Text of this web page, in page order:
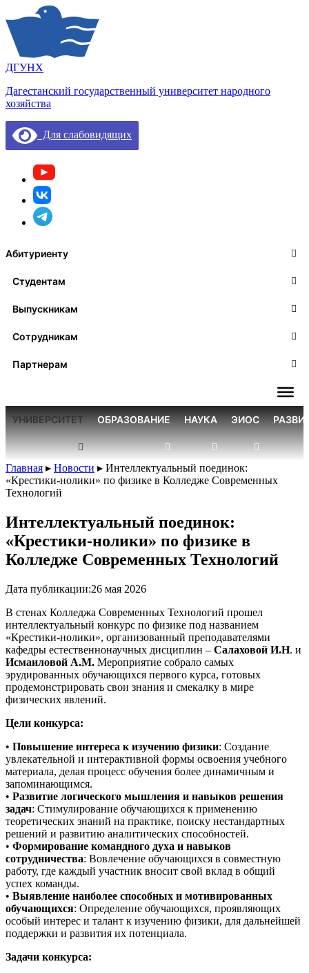
ДГУНХ
Дагестанский государственный университет народного
хозяйства
Для слабовидящих
Абитуриенту
Студентам
Выпускникам
Сотрудникам
Партнерам
УНИВЕРСИТЕТ ОБРАЗОВАНИЕ НАУКА ЭИОС
Главная ▸ Новости ▸ Интеллектуальный поединок:
«Крестики-нолики» по физике в Колледже Современных
Технологий
Интеллектуальный поединок:
«Крестики-нолики» по физике в
Колледже Современных Технологий
Дата публикации:26 мая 2026
В стенах Колледжа Современных Технологий прошел
интеллектуальный конкурс по физике под названием
«Крестики-нолики», организованный преподавателями
кафедры естественнонаучных дисциплин – Салаховой И.Н. и
Исмаиловой А.М. Мероприятие собрало самых
эрудированных обучающихся первого курса, готовых
продемонстрировать свои знания и смекалку в мире
физических явлений.
Цели конкурса:
• Повышение интереса к изучению физики: Создание
увлекательной и интерактивной формы освоения учебного
материала, делая процесс обучения более динамичным и
запоминающимся.
• Развитие логического мышления и навыков решения
задач: Стимулирование обучающихся к применению
теоретических знаний на практике, поиску нестандартных
решений и развитию аналитических способностей.
• Формирование командного духа и навыков
сотрудничества: Вовлечение обучающихся в совместную
работу, где каждый участник вносит свой вклад в общий
успех команды.
• Выявление наиболее способных и мотивированных
обучающихся: Определение обучающихся, проявляющих
особый интерес и талант к изучению физики, для дальнейшей
поддержки и развития их потенциала.
Задачи конкурса: